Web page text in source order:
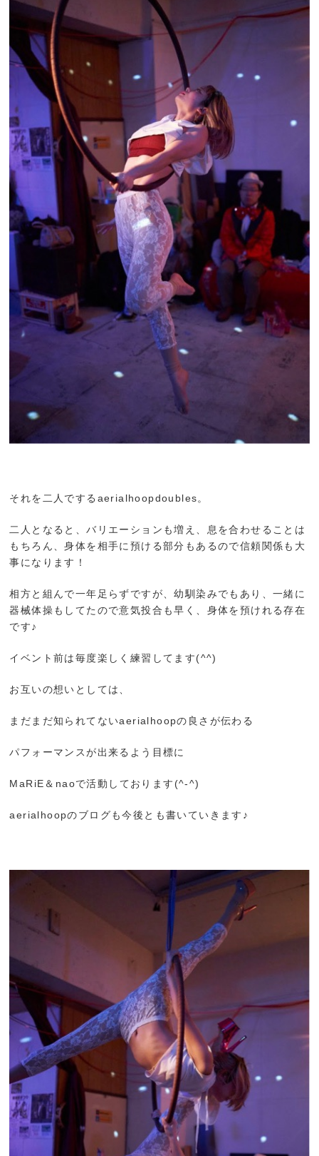
それを二人でするaerialhoopdoubles。
二人となると、バリエーションも増え、息を合わせることは
もちろん、身体を相手に預ける部分もあるので信頼関係も大
事になります！
相方と組んで一年足らずですが、幼馴染みでもあり、一緒に
器械体操もしてたので意気投合も早く、身体を預けれる存在
です♪
イベント前は毎度楽しく練習してます(^^)
お互いの想いとしては、
まだまだ知られてないaerialhoopの良さが伝わる
パフォーマンスが出来るよう目標に
MaRiE＆naoで活動しております(^-^)
aerialhoopのブログも今後とも書いていきます♪